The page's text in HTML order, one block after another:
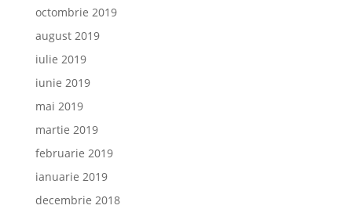
octombrie 2019
august 2019
iulie 2019
iunie 2019
mai 2019
martie 2019
februarie 2019
ianuarie 2019
decembrie 2018